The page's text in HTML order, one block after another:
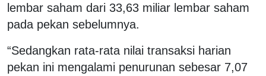
lembar saham dari 33,63 miliar lembar saham
pada pekan sebelumnya.
“Sedangkan rata-rata nilai transaksi harian
pekan ini mengalami penurunan sebesar 7,07